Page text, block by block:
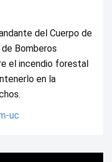
del Cuerpo de
Bomberos
el incendio forestal
en la
uc